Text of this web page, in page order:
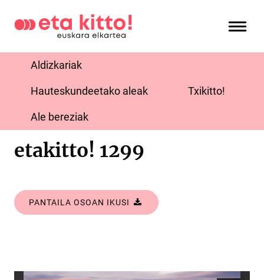
Aldizkariak
Hauteskundeetako aleak Txikitto!
Ale bereziak
etakitto! 1299
PANTAILA OSOAN IKUSI